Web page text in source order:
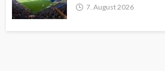
7. August 2026